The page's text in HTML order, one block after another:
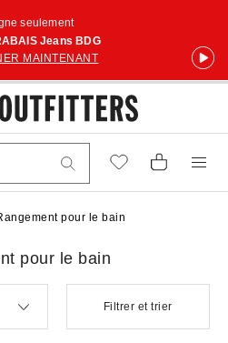
seulement
Jeans BDG
MAINTENANT
pour le bain
pour le bain
Filtrer et trier